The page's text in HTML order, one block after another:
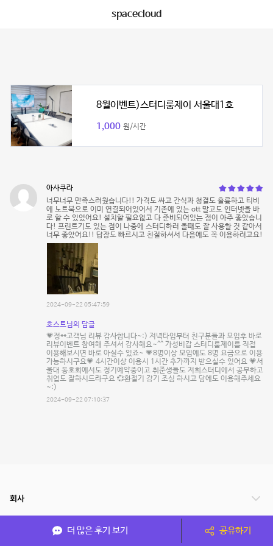
spacecloud
8월이벤트)스터디룸제이 서울대1호
1,000 원/시간
아사쿠라
너무너무 만족스러웠습니다!! 가격도 싸고 간식과 청결도 훌륭하고 티비
에 노트북으로 이미 연결되어있어서 기존에 있는 ott 말고도 인터넷을 바
로 할 수 있었어요! 설치할 필요없고 다 준비되어있는 점이 아주 좋았습니
다! 프린트기도 있는 점이 나중에 스터디하러 올때도 잘 사용할 것 같아서
너무 좋았어요!! 답장도 빠르시고 친절하셔서 다음에도 꼭 이용하려고요!
2024-09-22 05:47:59
호스트님의 답글
💗정**고객님 리뷰 감사합니다~:) 저녁타임부터 친구분들과 모임후 바로
리뷰이벤트 참여해 주셔서 감사해요~^^ 가성비갑 스터디룸제이를 직접
이용해보시면 바로 아실수 있죠~ 💗8명이상 모임에도 8명 요금으로 이용
가능하시구요💗 4시간이상 이용시 1시간 추가까지 받으실수 있어요 💗서
울대 동호회에서도 정기예약중이고 취준생들도 저희스터디에서 공부하고
취업도 잘하시드라구요 💞환절기 감기 조심 하시고 담에도 이용해주세요
~:)
2024-09-22 07:10:37
더 많은 후기 보기 공유하기
회사